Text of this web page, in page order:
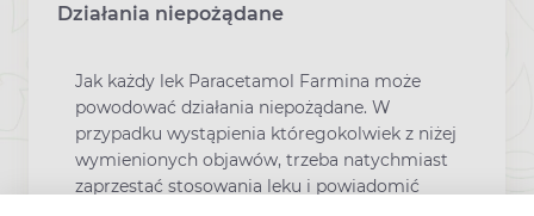
Działania niepożądane
Jak każdy lek Paracetamol Farmina może
powodować działania niepożądane. W
przypadku wystąpienia któregokolwiek z niżej
wymienionych objawów, trzeba natychmiast
zaprzestać stosowania leku i powiadomić